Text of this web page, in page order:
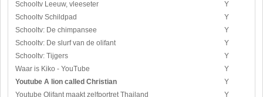
Schooltv Leeuw, vleeseter
Y
Schooltv Schildpad
Y
Schooltv: De chimpansee
Y
Schooltv: De slurf van de olifant
Y
Schooltv: Tijgers
Y
Waar is Kiko - YouTube
Y
Youtube A lion called Christian
Y
Youtube Olifant maakt zelfportret Thailand
Y